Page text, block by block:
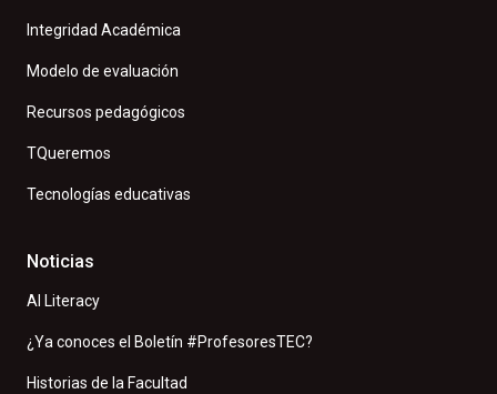
Integridad Académica
Modelo de evaluación
Recursos pedagógicos
TQueremos
Tecnologías educativas
Noticias
AI Literacy
¿Ya conoces el Boletín #ProfesoresTEC?
Historias de la Facultad